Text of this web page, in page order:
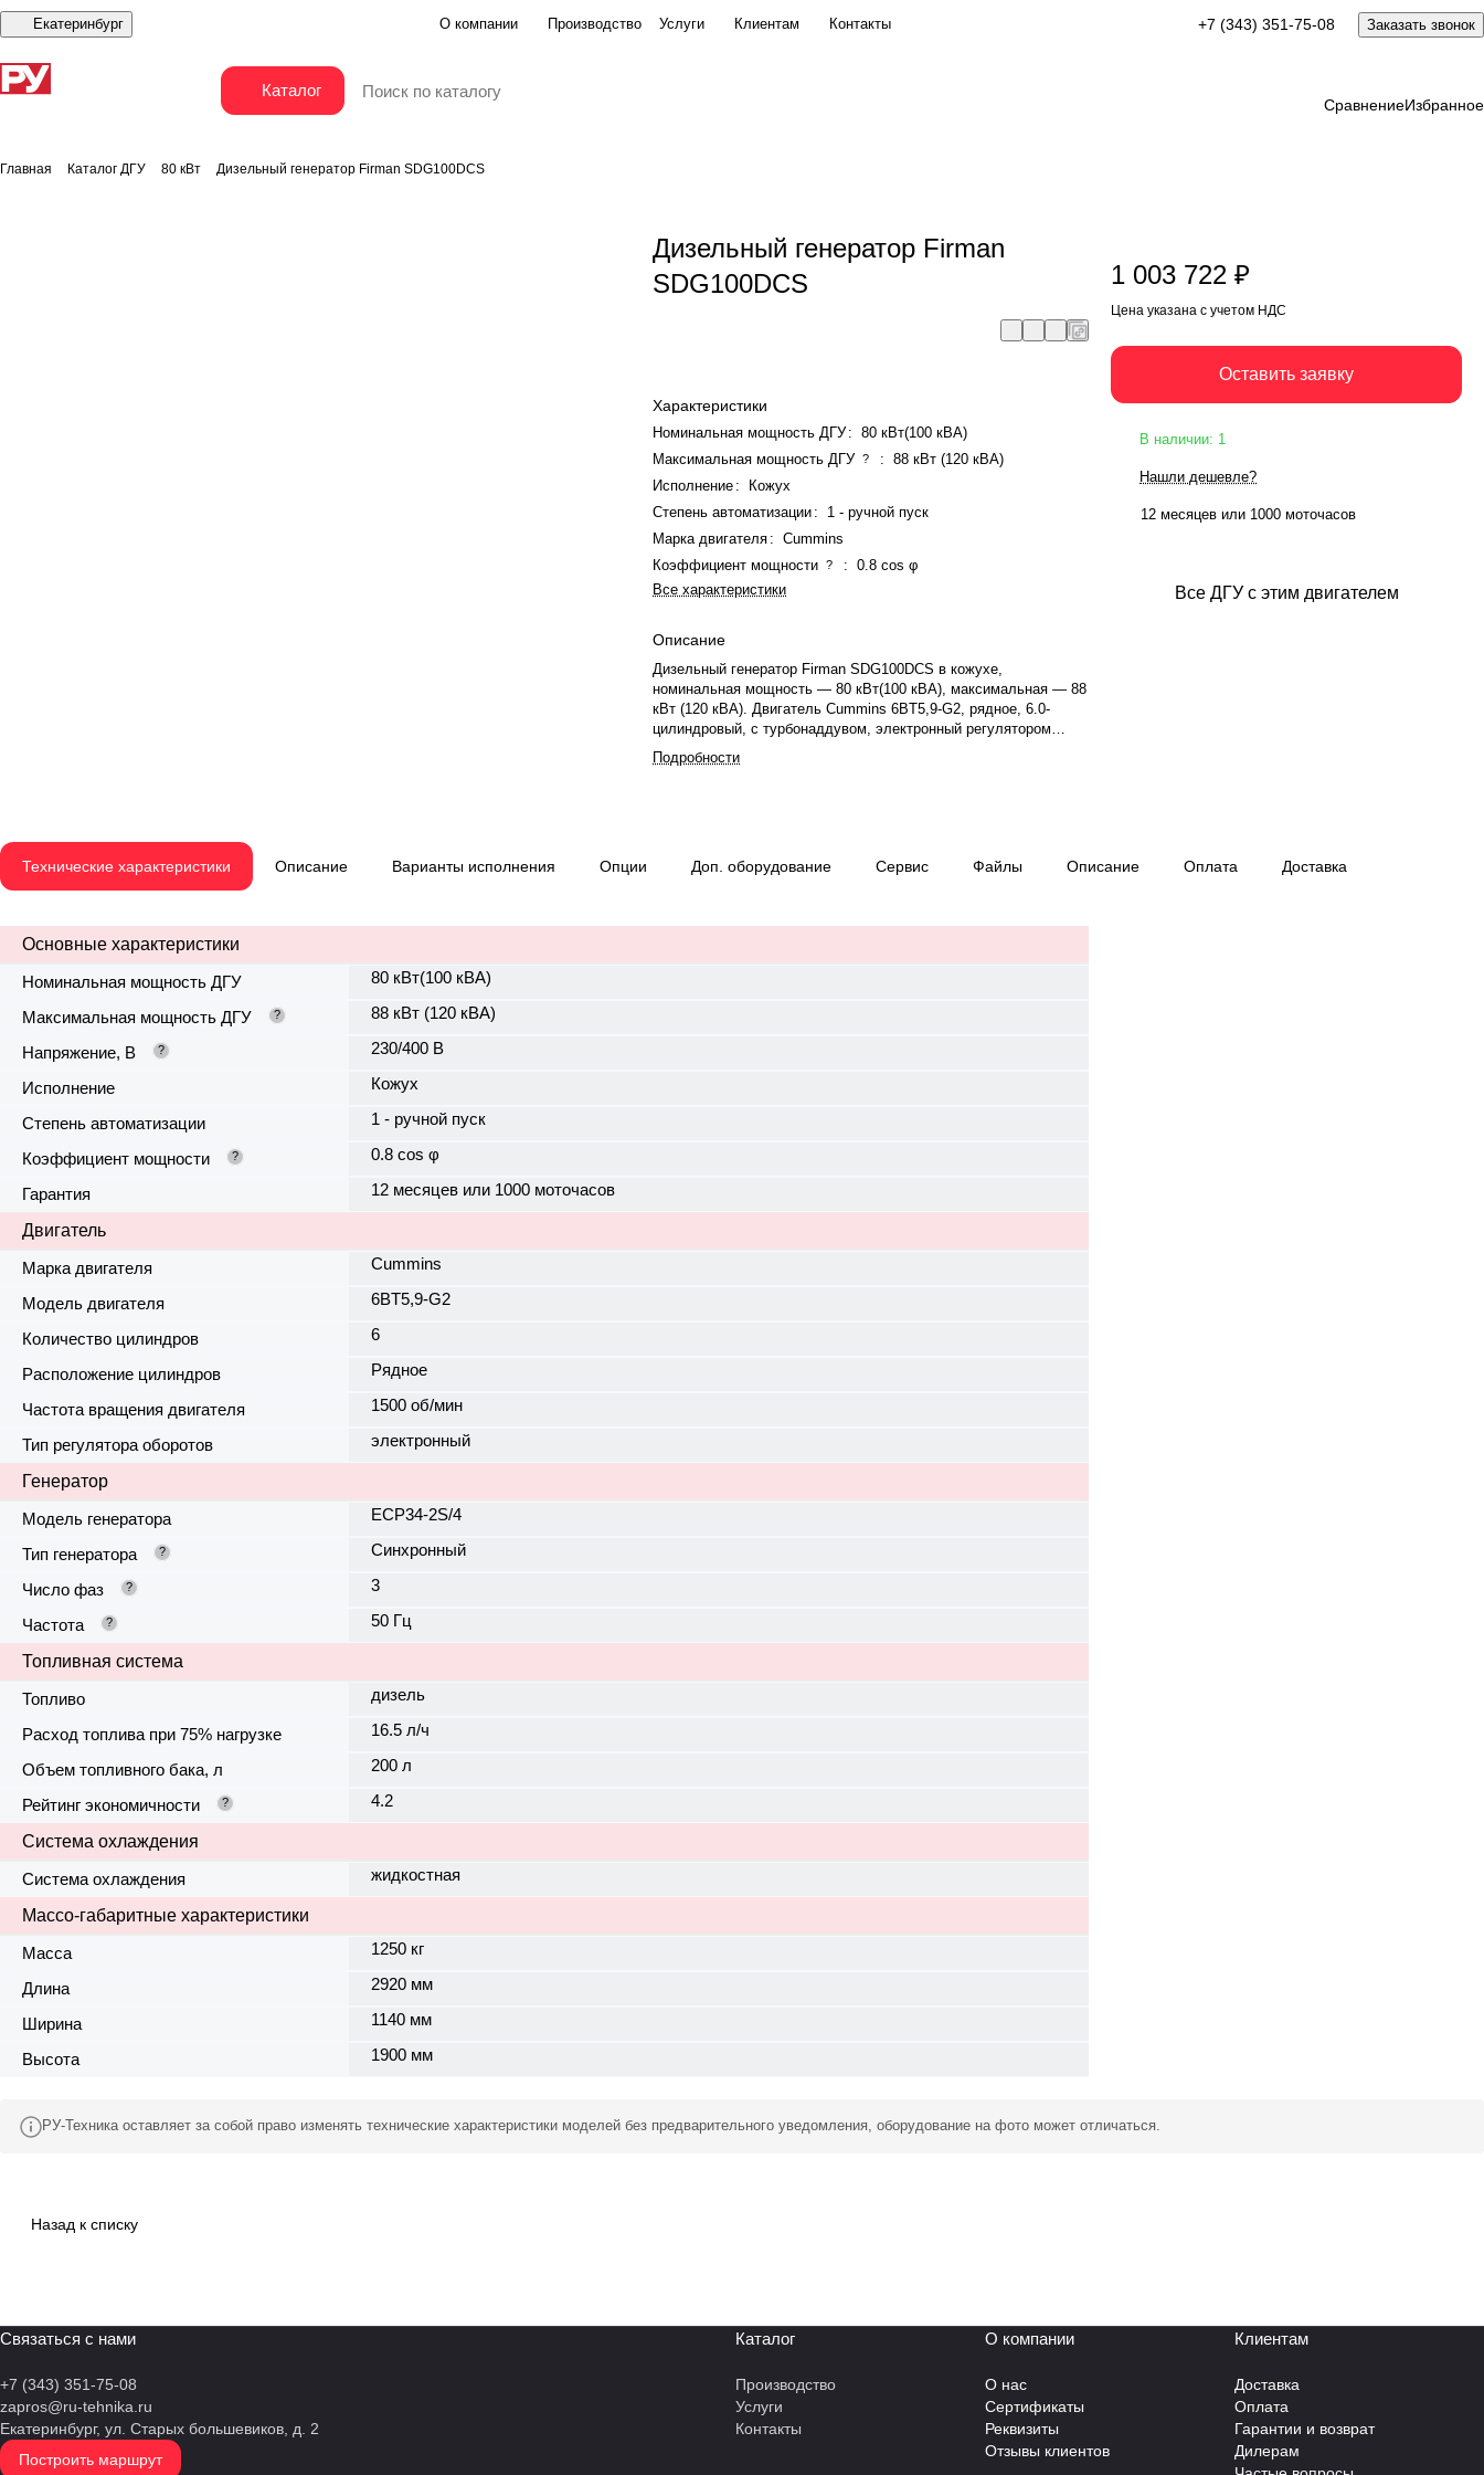
Екатеринбург О компании Производство Услуги Клиентам Контакты +7 (343) 351-75-08 Заказать звонок
Каталог
СравнениеИзбранное
Главная Каталог ДГУ 80 кВт Дизельный генератор Firman SDG100DCS
Дизельный генератор Firman
SDG100DCS
Дизельный генератор Firman SDG100DCS Оставить заявку
Характеристики
Номинальная мощность ДГУ:
80 кВт(100 кВА)
Максимальная мощность ДГУ ? :
88 кВт (120 кВА)
Исполнение :
Кожух
Степень автоматизации :
1 - ручной пуск
Марка двигателя :
Cummins
Коэффициент мощности
? :
0.8 cos φ
Все характеристики
Описание
Дизельный генератор Firman SDG100DCS в кожухе,
номинальная мощность — 80 кВт(100 кВА), максимальная — 88
кВт (120 кВА). Двигатель Cummins 6BT5,9-G2, рядное, 6.0-
цилиндровый, с турбонаддувом, электронный регулятором
оборотов. Система охлаждения — жидкостная. Частота
вращения — 1500 об/мин. Генератор синхронный, 3-фазный,
Подробности
1 003 722 ₽
Цена указана с учетом НДС
Оставить заявку
В наличии: 1
Нашли дешевле?
12 месяцев или 1000 моточасов
Все ДГУ с этим двигателем
Технические характеристики Описание Варианты исполнения Опции Доп. оборудование Сервис Файлы Описание Оплата Доставка
Основные характеристики
Номинальная мощность ДГУ
80 кВт(100 кВА)
Максимальная мощность ДГУ ? 88 кВт (120 кВА)
Напряжение, В ? 230/400 В
Исполнение Кожух
Степень автоматизации 1 - ручной пуск
Коэффициент мощности ? 0.8 cos φ
Гарантия 12 месяцев или 1000 моточасов
Двигатель
Марка двигателя
Cummins
Модель двигателя 6BT5,9-G2
Количество цилиндров 6
Расположение цилиндров Рядное
Частота вращения двигателя 1500 об/мин
Тип регулятора оборотов электронный
Генератор
Модель генератора
ECP34-2S/4
Тип генератора ? Синхронный
Число фаз ? 3
Частота ? 50 Гц
Топливная система
Топливо
дизель
Расход топлива при 75% нагрузке 16.5 л/ч
Объем топливного бака, л 200 л
Рейтинг экономичности ? 4.2
Система охлаждения
Система охлаждения
жидкостная
Массо-габаритные характеристики
Масса
1250 кг
Длина 2920 мм
Ширина 1140 мм
Высота 1900 мм
РУ-Техника оставляет за собой право изменять технические характеристики моделей без предварительного уведомления, оборудование на фото может отличаться.
Назад к списку
Связаться с нами
+7 (343) 351-75-08
zapros@ru-tehnika.ru
Екатеринбург, ул. Старых большевиков, д. 2
Построить маршрут
Каталог
Производство
Услуги
Контакты
О компании
О нас
Сертификаты
Реквизиты
Отзывы клиентов
Клиентам
Доставка
Оплата
Гарантии и возврат
Дилерам